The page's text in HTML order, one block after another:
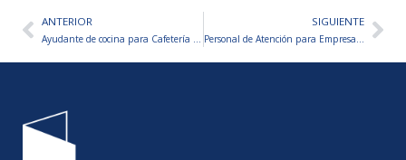
AntANTERIOR
Ayudante de cocina para Cafetería de Especialidad «BÚO CAFÉ»
SIGUIENTE
Personal de Atención para Empresa de Rentas de Autos